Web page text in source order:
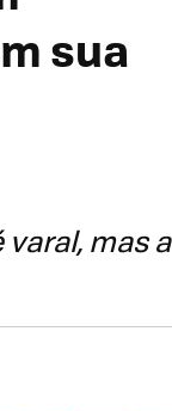
sua
mas a